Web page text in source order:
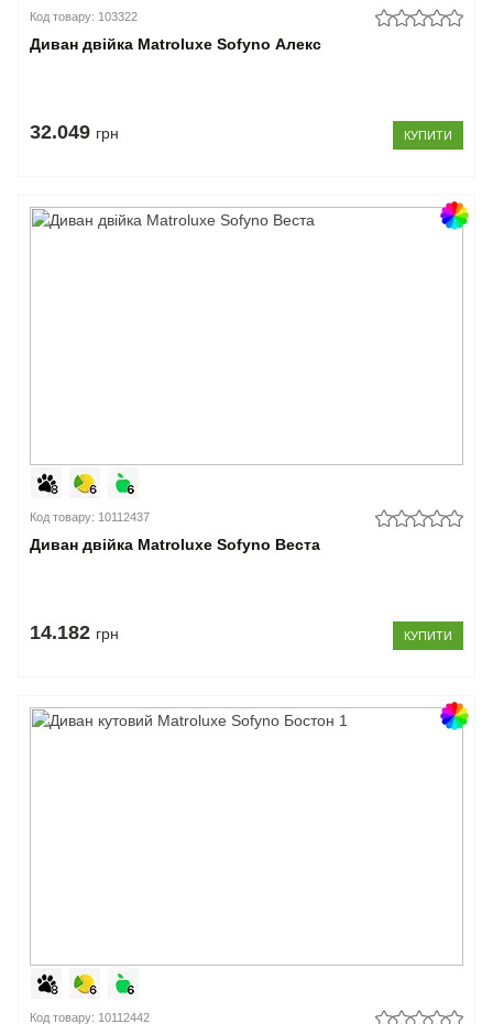
Код товару: 103322
Диван двійка Matroluxe Sofyno Алекс
32.049 грн КУПИТИ
Код товару: 10112437
Диван двійка Matroluxe Sofyno Веста
14.182 грн КУПИТИ
Код товару: 10112442